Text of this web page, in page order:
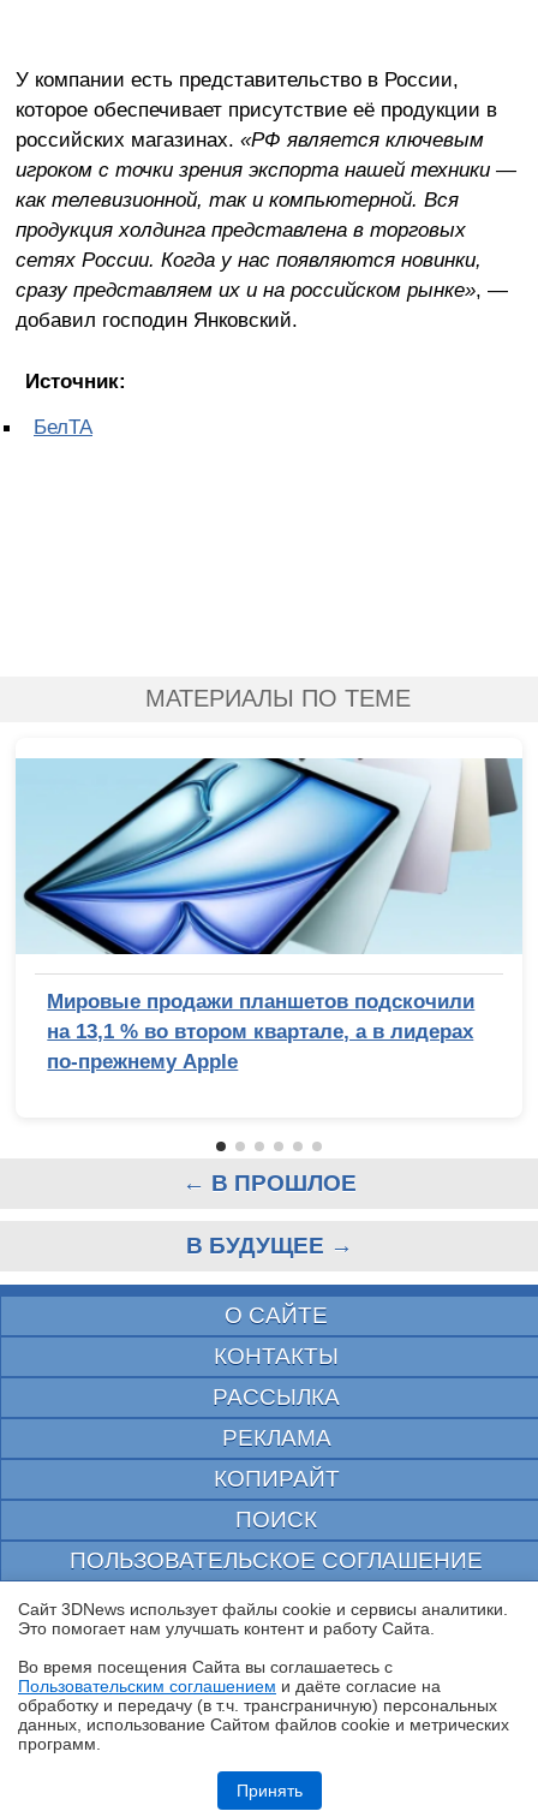
Обзор HUAWEI MatePad SE 11" (2026): тонкий металлический
планшет с раритетной начинкой
У компании есть представительство в России,
которое обеспечивает присутствие её продукции в
российских магазинах. «РФ является ключевым
игроком с точки зрения экспорта нашей техники —
как телевизионной, так и компьютерной. Вся
продукция холдинга представлена в торговых
сетях России. Когда у нас появляются новинки,
сразу представляем их и на российском рынке», —
добавил господин Янковский.
Источник:
БелТА
МАТЕРИАЛЫ ПО ТЕМЕ
Мировые продажи планшетов подскочили
на 13,1 % во втором квартале, а в лидерах
по-прежнему Apple
← В ПРОШЛОЕ
В БУДУЩЕЕ →
О САЙТЕ
КОНТАКТЫ
РАССЫЛКА
РЕКЛАМА
КОПИРАЙТ
ПОИСК
ПОЛЬЗОВАТЕЛЬСКОЕ СОГЛАШЕНИЕ
ЗАЩИЩЕНО CURATOR
© 1997—2026 Электронное периодическое издание "3ДНьюс" | Свидетельство о
выдано Федеральной Службой по надзору за соблюдением законодательства в сфере
массовых коммуникаций и охране культурного наследия
При цитировании документа ссылка на сайт с указанием автора обязательна. Полное
заимствование документа является нарушением
российского и международного законодательства и возможно только с согласия
Сайт 3DNews использует файлы cookie и сервисы аналитики.
Это помогает нам улучшать контент и работу Cайта.
Во время посещения Cайта вы соглашаетесь с
Пользовательским соглашением и даёте согласие на
обработку и передачу (в т.ч. трансграничную) персональных
данных, использование Cайтом файлов cookie и метрических
программ.
Принять